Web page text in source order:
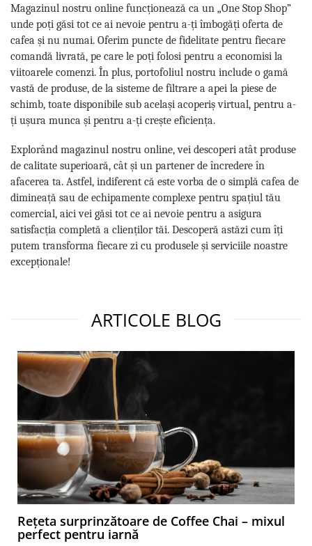
Magazinul nostru online funcționează ca un „One Stop Shop”
unde poți găsi tot ce ai nevoie pentru a-ți îmbogăți oferta de
cafea și nu numai. Oferim puncte de fidelitate pentru fiecare
comandă livrată, pe care le poți folosi pentru a economisi la
viitoarele comenzi. În plus, portofoliul nostru include o gamă
vastă de produse, de la sisteme de filtrare a apei la piese de
schimb, toate disponibile sub același acoperiș virtual, pentru a-
ți ușura munca și pentru a-ți crește eficiența.
Explorând magazinul nostru online, vei descoperi atât produse
de calitate superioară, cât și un partener de încredere în
afacerea ta. Astfel, indiferent că este vorba de o simplă cafea de
dimineață sau de echipamente complexe pentru spațiul tău
comercial, aici vei găsi tot ce ai nevoie pentru a asigura
satisfacția completă a clienților tăi. Descoperă astăzi cum îți
putem transforma fiecare zi cu produsele și serviciile noastre
excepționale!
ARTICOLE BLOG
Rețeta surprinzătoare de Coffee Chai – mixul
perfect pentru iarnă